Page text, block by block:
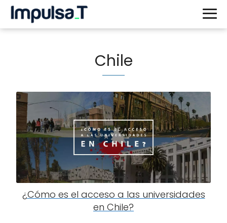
Chile
¿Cómo es el acceso a las universidades
en Chile?